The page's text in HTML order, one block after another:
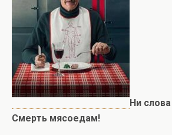
Ни
Смерть мясоедам!